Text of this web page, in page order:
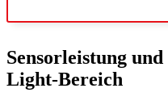
Sensorleistung
Light-Bereich